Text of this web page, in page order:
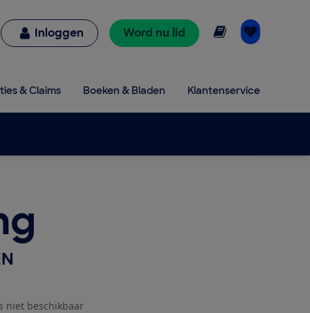
Inloggen Word nu lid Online lezen
& Claims Boeken & Bladen Klantenservice
niet beschikbaar